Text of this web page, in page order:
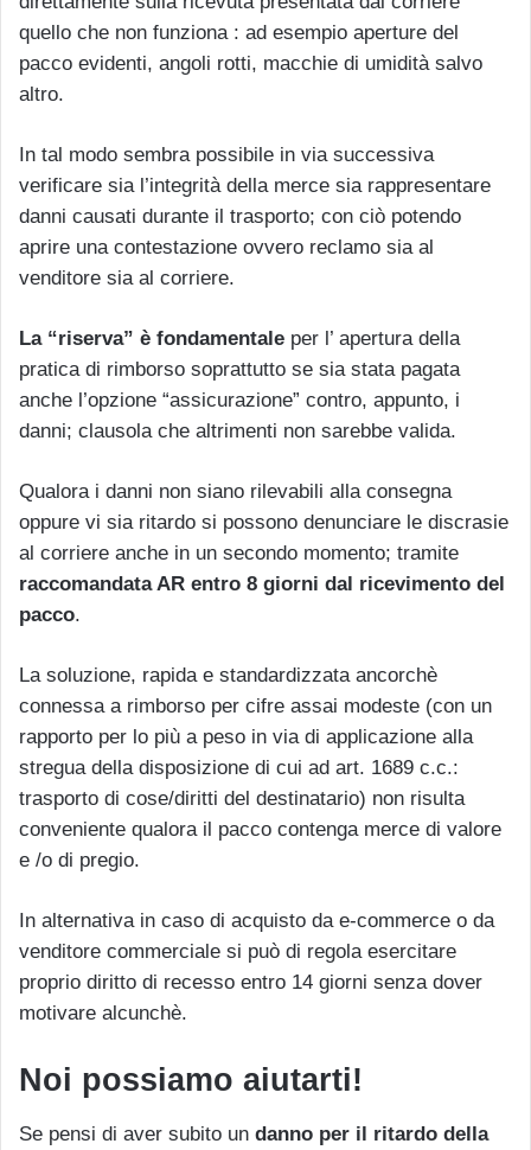
quello che non funziona : ad esempio aperture del
pacco evidenti, angoli rotti, macchie di umidità salvo
altro.
In tal modo sembra possibile in via successiva
verificare sia l’integrità della merce sia rappresentare
danni causati durante il trasporto; con ciò potendo
aprire una contestazione ovvero reclamo sia al
venditore sia al corriere.
La “riserva” è fondamentale per l’ apertura della
pratica di rimborso soprattutto se sia stata pagata
anche l’opzione “assicurazione” contro, appunto, i
danni; clausola che altrimenti non sarebbe valida.
Qualora i danni non siano rilevabili alla consegna
oppure vi sia ritardo si possono denunciare le discrasie
al corriere anche in un secondo momento; tramite
raccomandata AR entro 8 giorni dal ricevimento del
pacco.
La soluzione, rapida e standardizzata ancorchè
connessa a rimborso per cifre assai modeste (con un
rapporto per lo più a peso in via di applicazione alla
stregua della disposizione di cui ad art. 1689 c.c.:
trasporto di cose/diritti del destinatario) non risulta
conveniente qualora il pacco contenga merce di valore
e /o di pregio.
In alternativa in caso di acquisto da e-commerce o da
venditore commerciale si può di regola esercitare
proprio diritto di recesso entro 14 giorni senza dover
motivare alcunchè.
Noi possiamo aiutarti!
Se pensi di aver subito un danno per il ritardo della